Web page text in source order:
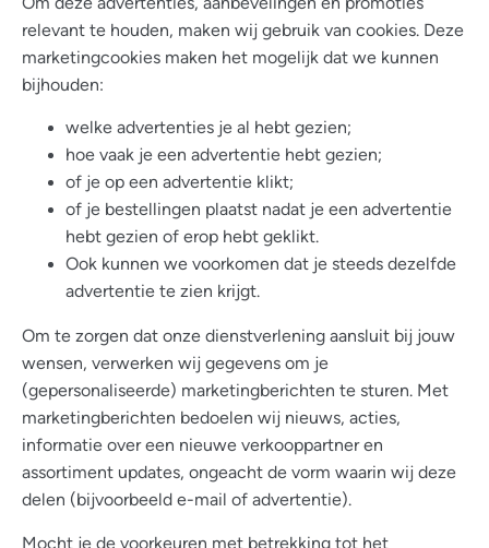
relevant te houden, maken wij gebruik van cookies. Deze
marketingcookies maken het mogelijk dat we kunnen
bijhouden:
welke advertenties je al hebt gezien;
hoe vaak je een advertentie hebt gezien;
of je op een advertentie klikt;
of je bestellingen plaatst nadat je een advertentie
hebt gezien of erop hebt geklikt.
Ook kunnen we voorkomen dat je steeds dezelfde
advertentie te zien krijgt.
Om te zorgen dat onze dienstverlening aansluit bij jouw
wensen, verwerken wij gegevens om je
(gepersonaliseerde) marketingberichten te sturen. Met
marketingberichten bedoelen wij nieuws, acties,
informatie over een nieuwe verkooppartner en
assortiment updates, ongeacht de vorm waarin wij deze
delen (bijvoorbeeld e-mail of advertentie).
Mocht je de voorkeuren met betrekking tot het